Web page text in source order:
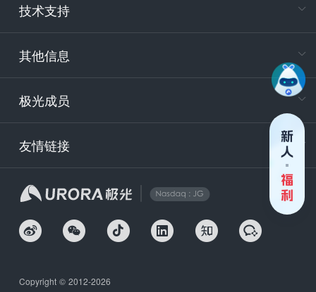
技术支持
其他信息
极光成员
友情链接
Copyright © 2012-2026
400-
技
安
企